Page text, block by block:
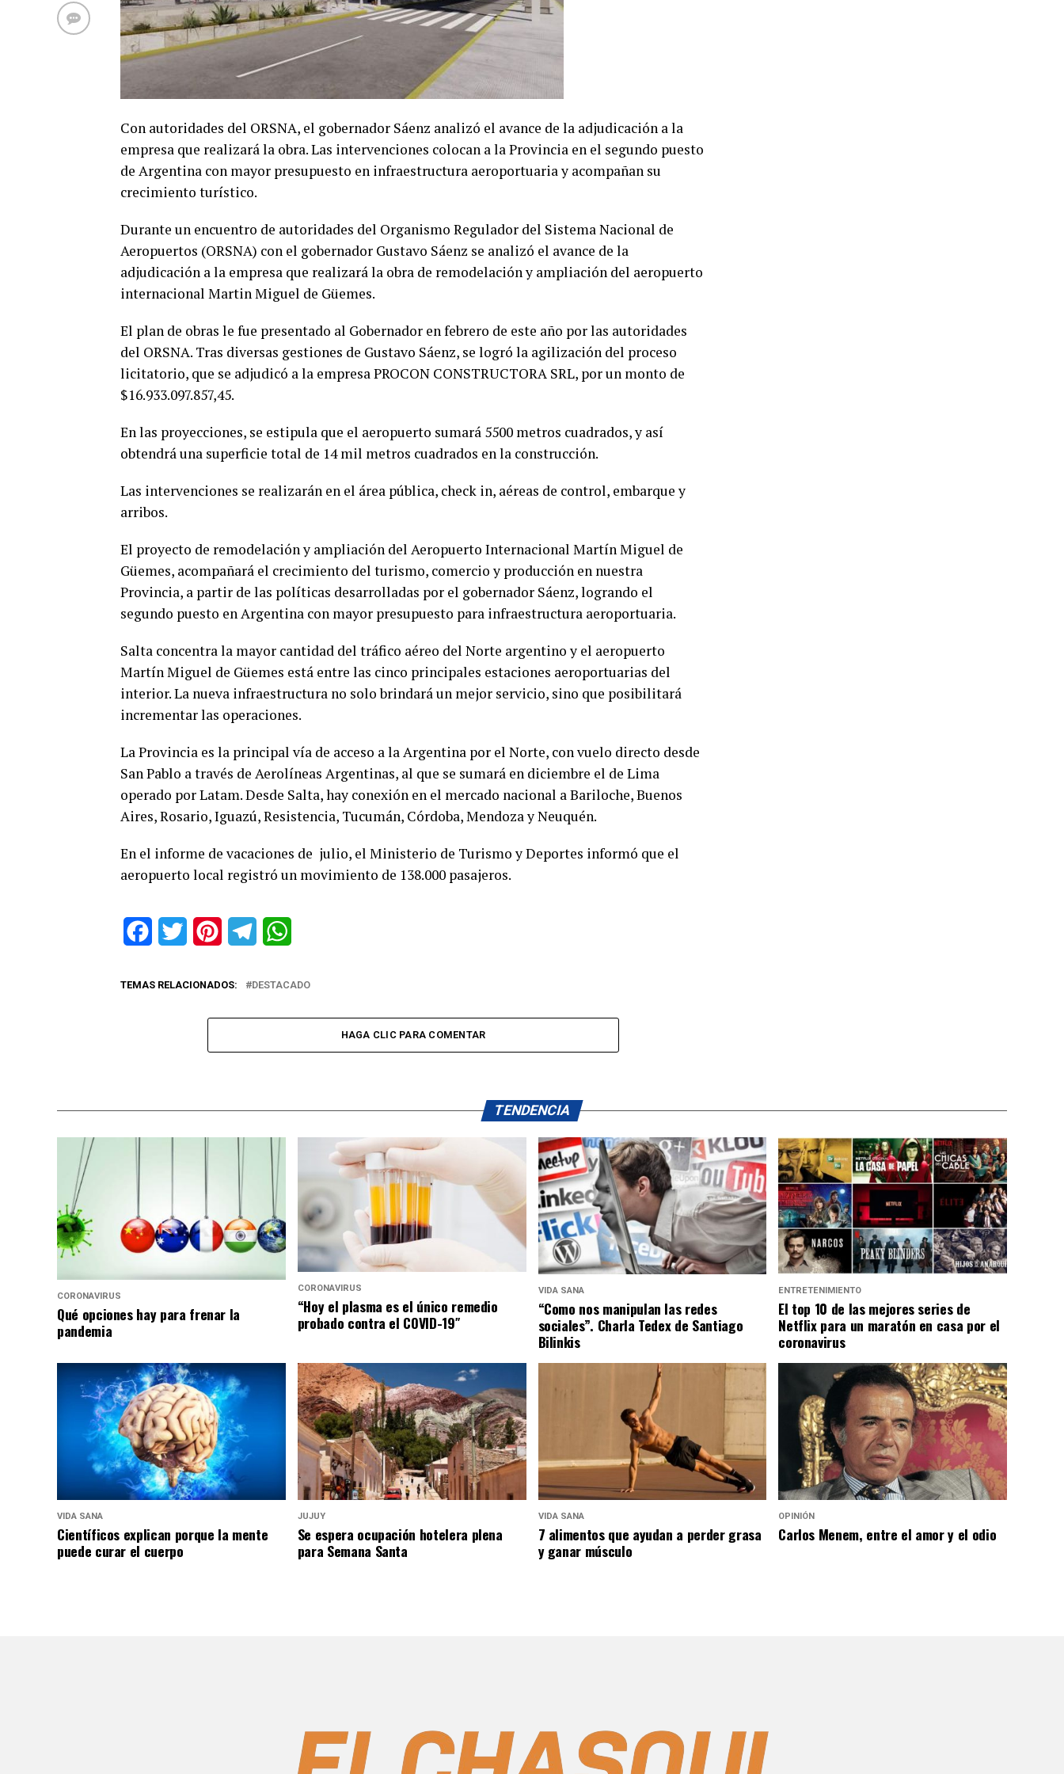
Con autoridades del ORSNA, el gobernador Sáenz analizó el avance de la adjudicación a la
empresa que realizará la obra. Las intervenciones colocan a la Provincia en el segundo puesto
de Argentina con mayor presupuesto en infraestructura aeroportuaria y acompañan su
crecimiento turístico.
Durante un encuentro de autoridades del Organismo Regulador del Sistema Nacional de
Aeropuertos (ORSNA) con el gobernador Gustavo Sáenz se analizó el avance de la
adjudicación a la empresa que realizará la obra de remodelación y ampliación del aeropuerto
internacional Martin Miguel de Güemes.
El plan de obras le fue presentado al Gobernador en febrero de este año por las autoridades
del ORSNA. Tras diversas gestiones de Gustavo Sáenz, se logró la agilización del proceso
licitatorio, que se adjudicó a la empresa PROCON CONSTRUCTORA SRL, por un monto de
$16.933.097.857,45.
En las proyecciones, se estipula que el aeropuerto sumará 5500 metros cuadrados, y así
obtendrá una superficie total de 14 mil metros cuadrados en la construcción.
Las intervenciones se realizarán en el área pública, check in, aéreas de control, embarque y
arribos.
El proyecto de remodelación y ampliación del Aeropuerto Internacional Martín Miguel de
Güemes, acompañará el crecimiento del turismo, comercio y producción en nuestra
Provincia, a partir de las políticas desarrolladas por el gobernador Sáenz, logrando el
segundo puesto en Argentina con mayor presupuesto para infraestructura aeroportuaria.
Salta concentra la mayor cantidad del tráfico aéreo del Norte argentino y el aeropuerto
Martín Miguel de Güemes está entre las cinco principales estaciones aeroportuarias del
interior. La nueva infraestructura no solo brindará un mejor servicio, sino que posibilitará
incrementar las operaciones.
La Provincia es la principal vía de acceso a la Argentina por el Norte, con vuelo directo desde
San Pablo a través de Aerolíneas Argentinas, al que se sumará en diciembre el de Lima
operado por Latam. Desde Salta, hay conexión en el mercado nacional a Bariloche, Buenos
Aires, Rosario, Iguazú, Resistencia, Tucumán, Córdoba, Mendoza y Neuquén.
En el informe de vacaciones de julio, el Ministerio de Turismo y Deportes informó que el
aeropuerto local registró un movimiento de 138.000 pasajeros.
FacebookTwitter PinterestTelegram
TEMAS RELACIONADOS: DESTACADO
HAGA CLIC PARA COMENTAR
TENDENCIA
CORONAVIRUS
Qué opciones hay para frenar la
pandemia
CORONAVIRUS
“Hoy el plasma es el único remedio
probado contra el COVID-19″
VIDA SANA
“Como nos manipulan las redes
sociales”. Charla Tedex de Santiago
Bilinkis
ENTRETENIMIENTO
El top 10 de las mejores series de
Netflix para un maratón en casa por el
coronavirus
VIDA SANA
Científicos explican porque la mente
puede curar el cuerpo
JUJUY
Se espera ocupación hotelera plena
para Semana Santa
VIDA SANA
7 alimentos que ayudan a perder grasa
y ganar músculo
OPINIÓN
Carlos Menem, entre el amor y el odio